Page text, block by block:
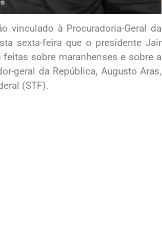
vinculado à Procuradoria-Geral da
sexta-feira que o presidente Jair
sobre maranhenses e sobre a
geral da República, Augusto Aras,
(STF).